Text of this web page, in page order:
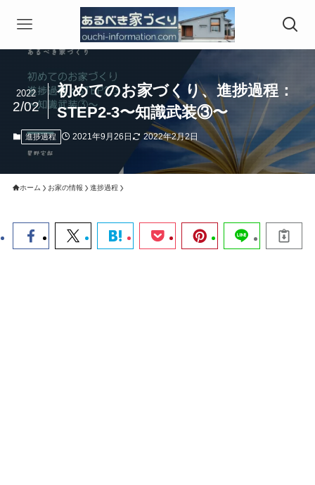
初めてのお家づくり、進捗過程：
STEP2-3〜知識武装③〜
2022
2/02
進捗過程 2021年9月26日 2022年2月2日
ホーム お家の情報 進捗過程